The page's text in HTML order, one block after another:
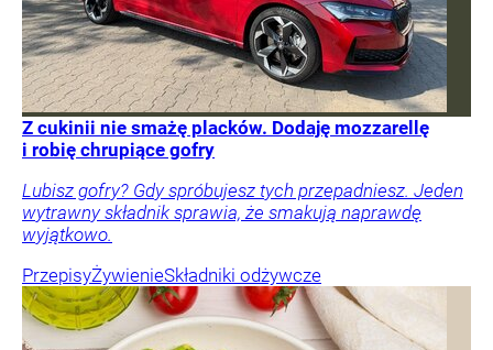
Z cukinii nie smażę placków. Dodaję mozzarellę
i robię chrupiące gofry
Lubisz gofry? Gdy spróbujesz tych przepadniesz. Jeden
wytrawny składnik sprawia, że smakują naprawdę
wyjątkowo.
PrzepisyŻywienieSkładniki odżywcze